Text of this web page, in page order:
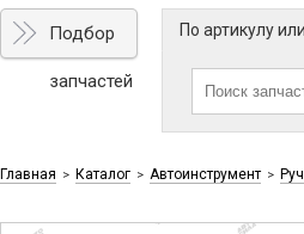
Подбор
запчастей
По артикулу
Главная > Каталог > Автоинструмент >